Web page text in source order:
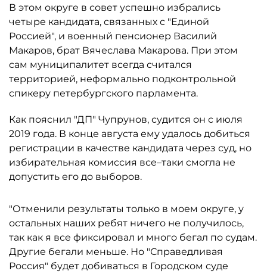
В этом округе в совет успешно избрались
четыре кандидата, связанных с "Единой
Россией", и военный пенсионер Василий
Макаров, брат Вячеслава Макарова. При этом
сам муниципалитет всегда считался
территорией, неформально подконтрольной
спикеру петербургского парламента.
Как пояснил "ДП" Чупрунов, судится он с июля
2019 года. В конце августа ему удалось добиться
регистрации в качестве кандидата через суд, но
избирательная комиссия все–таки смогла не
допустить его до выборов.
"Отменили результаты только в моем округе, у
остальных наших ребят ничего не получилось,
так как я все фиксировал и много бегал по судам.
Другие бегали меньше. Но "Справедливая
Россия" будет добиваться в Городском суде